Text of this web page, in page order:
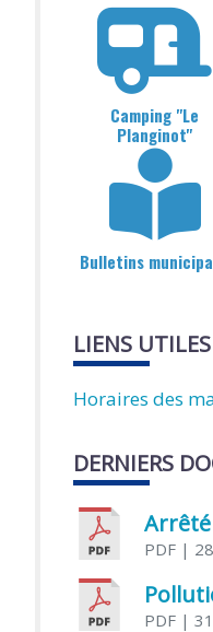
Camping "Le
Planginot"
Bulletins
LIENS UTILES
Horaires des
DERNIERS
PDF |
PDF |